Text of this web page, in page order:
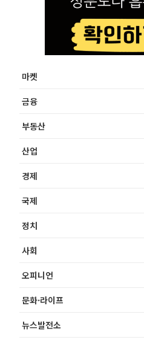
마켓
금융
부동산
산업
경제
국제
정치
사회
오피니언
문화·라이프
뉴스발전소